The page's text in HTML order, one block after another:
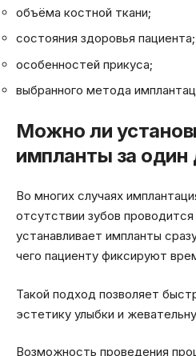
объёма костной ткани;
состояния здоровья пациента;
особенностей прикуса;
выбранного метода
Можно ли
импланты за один
Во многих случаях
отсутствии зубов
устанавливает импланты
чего пациенту фиксируют
Такой подход позволяет
эстетику улыбки и
Возможность проведения